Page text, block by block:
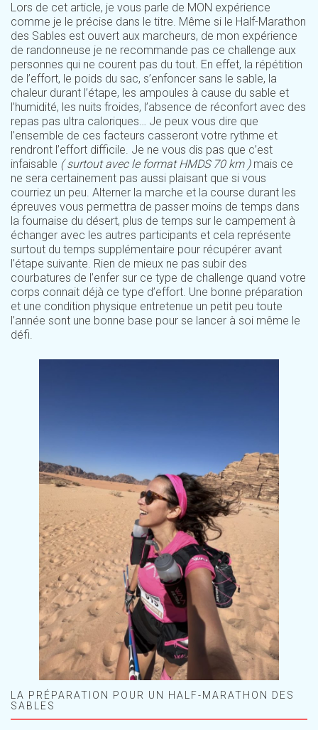
Lors de cet article, je vous parle de MON expérience
comme je le précise dans le titre. Même si le Half-Marathon
des Sables est ouvert aux marcheurs, de mon expérience
de randonneuse je ne recommande pas ce challenge aux
personnes qui ne courent pas du tout. En effet, la répétition
de l’effort, le poids du sac, s’enfoncer sans le sable, la
chaleur durant l’étape, les ampoules à cause du sable et
l’humidité, les nuits froides, l’absence de réconfort avec des
repas pas ultra caloriques… Je peux vous dire que
l’ensemble de ces facteurs casseront votre rythme et
rendront l’effort difficile. Je ne vous dis pas que c’est
infaisable ( surtout avec le format HMDS 70 km ) mais ce
ne sera certainement pas aussi plaisant que si vous
courriez un peu. Alterner la marche et la course durant les
épreuves vous permettra de passer moins de temps dans
la fournaise du désert, plus de temps sur le campement à
échanger avec les autres participants et cela représente
surtout du temps supplémentaire pour récupérer avant
l’étape suivante. Rien de mieux ne pas subir des
courbatures de l’enfer sur ce type de challenge quand votre
corps connait déjà ce type d’effort. Une bonne préparation
et une condition physique entretenue un petit peu toute
l’année sont une bonne base pour se lancer à soi même le
défi.
LA PRÉPARATION POUR UN HALF-MARATHON DES
SABLES